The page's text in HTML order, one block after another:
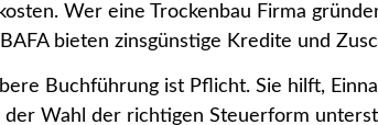
Wer eine Trockenbau Firma
bieten zinsgünstige Kredite und
Buchführung ist Pflicht. Sie hilft,
der Wahl der richtigen Steuerform